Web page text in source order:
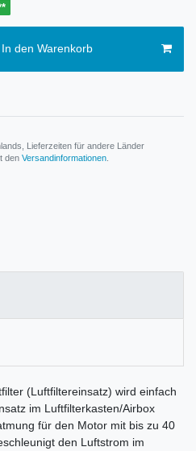
In den Warenkorb
Lieferzeiten für andere Länder
den Versandinformationen
(Luftfiltereinsatz) wird einfach
im Luftfilterkasten/Airbox
für den Motor mit bis zu 40
den Luftstrom im